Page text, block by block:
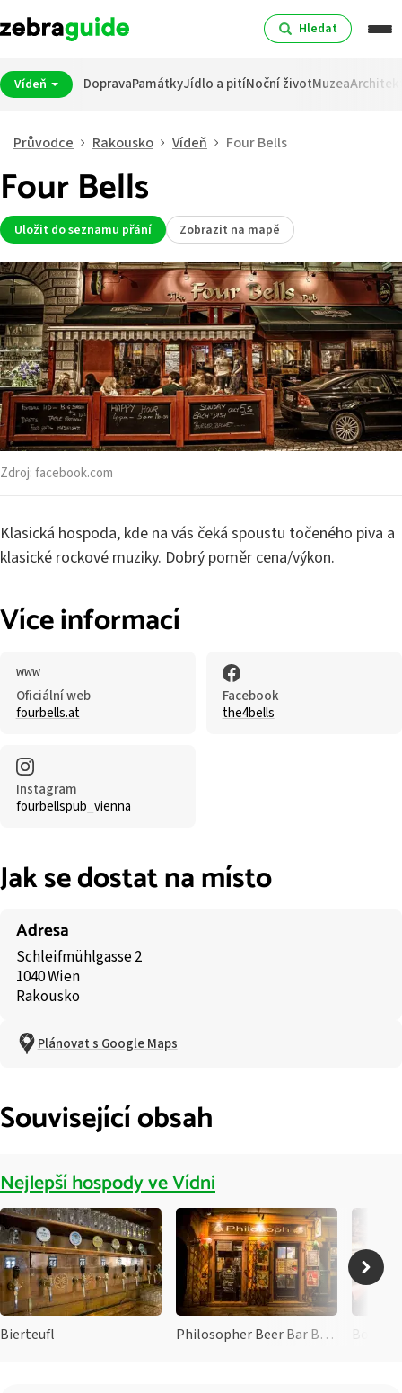
Hledat
Vídeň DopravaPamátkyJídlo a pitíNoční životMuzea
Průvodce Rakousko Vídeň Four Bells
Four Bells
Uložit do seznamu přání Zobrazit na mapě
Zdroj:facebook.com
Klasická hospoda, kde na vás čeká spoustu točeného piva a
klasické rockové muziky. Dobrý poměr cena/výkon.
Více informací
Oficiální web
fourbells.at
Facebook
the4bells
Instagram
fourbellspub_vienna
Jak se dostat na místo
Adresa
Schleifmühlgasse 2
1040 Wien
Rakousko
Plánovat s Google Maps
Související obsah
Nejlepší hospody ve Vídni
Bierteufl Philosopher Beer Bar Beisl